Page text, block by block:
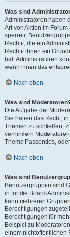
Was sind
Administratoren haben
Art von Aktion im
sperren,
Rechte, die ein
Rechte ihnen ein
hat. Administratoren
wenn ihnen das
Nach oben
Was sind
Die Aufgabe der
Sie haben das Recht,
Themen zu schließen,
verhindern
Thema Passendes,
Nach oben
Was sind
Benutzergruppen sind
in für die Board-
kann mehreren
Berechtigungen
Berechtigungen für
Beispiel zu
einem nichtöffentlichen